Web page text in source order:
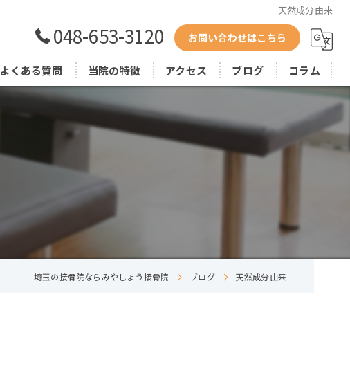
天然成分由来
048-653-3120 お問い合わせはこちら
よくある質問 当院の特徴
痛み
アクセス ブログ コラム
埼玉の接骨院ならみやしょう接骨院 ブログ 天然成分由来